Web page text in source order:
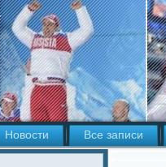
Новости Все записи